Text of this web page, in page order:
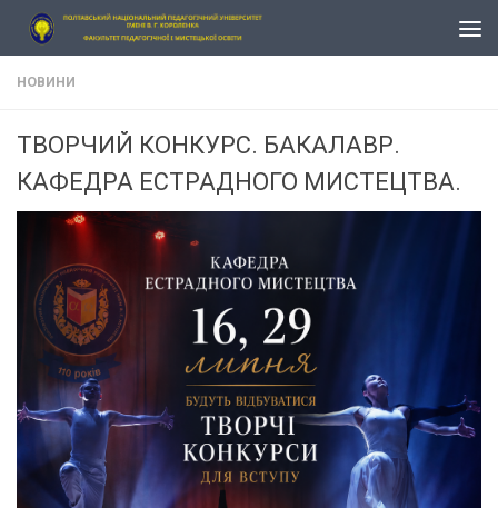
Skip to content
НОВИНИ
ТВОРЧИЙ КОНКУРС. БАКАЛАВР.
КАФЕДРА ЕСТРАДНОГО МИСТЕЦТВА.